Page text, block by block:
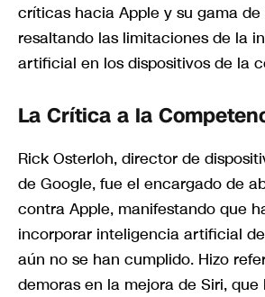
críticas hacia Apple y su gama de
resaltando las limitaciones de la
artificial en los dispositivos de la
La Crítica a la
Rick Osterloh, director de
de Google, fue el encargado de
contra Apple, manifestando que
incorporar inteligencia artificial
aún no se han cumplido. Hizo
demoras en la mejora de Siri, que